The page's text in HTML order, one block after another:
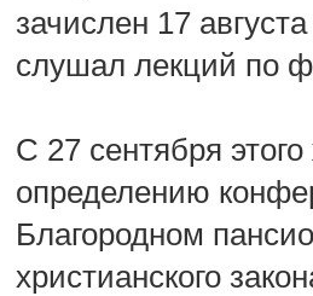
зачислен 17
слушал лекций по
С 27 сентября
определению
Благородном
христианского